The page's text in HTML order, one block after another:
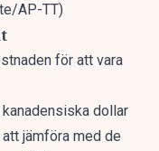
AP-TT)
för att vara
dollar
jämföra med de